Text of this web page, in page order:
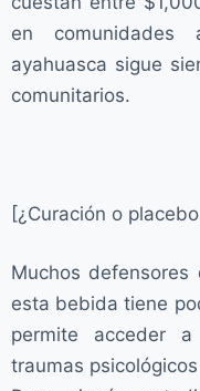
en comunidades
ayahuasca sigue
comunitarios.
[¿Curación o
Muchos
esta bebida tiene
permite acceder a
traumas